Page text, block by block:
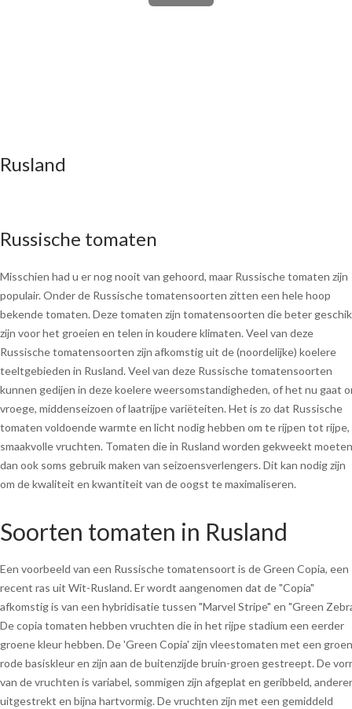
Rusland
Russische tomaten
Misschien had u er nog nooit van gehoord, maar Russische tomaten zijn
populair. Onder de Russische tomatensoorten zitten een hele hoop
bekende tomaten. Deze tomaten zijn tomatensoorten die beter
zijn voor het groeien en telen in koudere klimaten. Veel van deze
Russische tomatensoorten zijn afkomstig uit de (noordelijke) koelere
teeltgebieden in Rusland. Veel van deze Russische tomatensoorten
kunnen gedijen in deze koelere weersomstandigheden, of het nu gaat
vroege, middenseizoen of laatrijpe variëteiten. Het is zo dat Russische
tomaten voldoende warmte en licht nodig hebben om te rijpen tot rijpe,
smaakvolle vruchten. Tomaten die in Rusland worden gekweekt moeten
dan ook soms gebruik maken van seizoensverlengers. Dit kan nodig zijn
om de kwaliteit en kwantiteit van de oogst te maximaliseren.
Soorten tomaten in Rusland
Een voorbeeld van een Russische tomatensoort is de Green Copia, een
recent ras uit Wit-Rusland. Er wordt aangenomen dat de "Copia"
afkomstig is van een hybridisatie tussen "Marvel Stripe" en "Green
De copia tomaten hebben vruchten die in het rijpe stadium een eerder
groene kleur hebben. De 'Green Copia' zijn vleestomaten met een
rode basiskleur en zijn aan de buitenzijde bruin-groen gestreept. De
van de vruchten is variabel, sommigen zijn afgeplat en geribbeld,
uitgestrekt en bijna hartvormig. De vruchten zijn met een gemiddeld